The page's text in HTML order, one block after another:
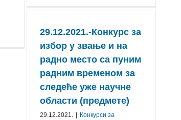
29.12.2021.-Конкурс за
избор у звање и на
радно место са пуним
радним временом за
следеће уже научне
области (предмете)
29.12.2021.
Конкурси за